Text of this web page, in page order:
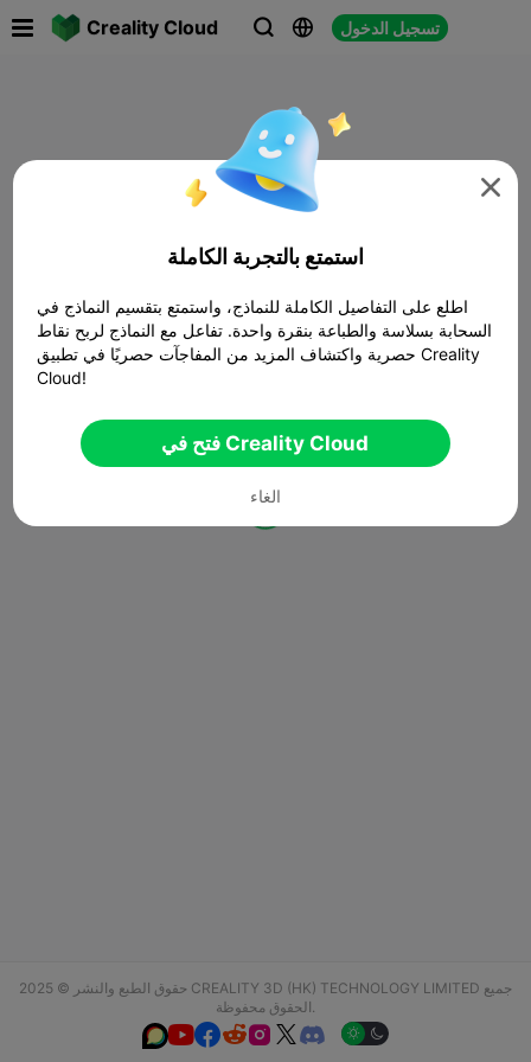
Creality Cloud   تسجيل الدخول
حقوق الطبع والنشر © 2025 CREALITY 3D (HK) TECHNOLOGY LIMITED جميع
الحقوق محفوظة.
  

استمتع بالتجربة الكاملة
اطلع على التفاصيل الكاملة للنماذج، واستمتع بتقسيم النماذج في
السحابة بسلاسة والطباعة بنقرة واحدة. تفاعل مع النماذج لربح نقاط
حصرية واكتشاف المزيد من المفاجآت حصريًا في تطبيق Creality
Cloud!
فتح في Creality Cloud
الغاء